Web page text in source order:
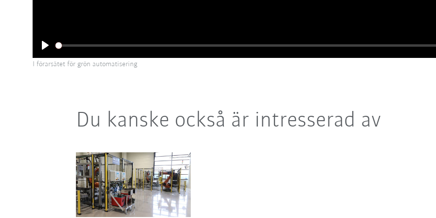
I förarsätet för grön automatisering
Du kanske också är intresserad av